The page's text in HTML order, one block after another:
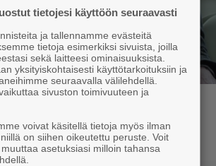
viime vuosien parhaista
arvio 8,8
tietojesi käyttöön seuraavasti
ja tallennamme evästeitä
tietoja esimerkiksi sivuista, joilla
sekä laitteesi ominaisuuksista.
yksityiskohtaisesti käyttötarkoituksiin ja
seuraavalla välilehdellä.
sivuston toimivuuteen ja
voivat käsitellä tietoja myös ilman
on siihen oikeutettu peruste. Voit
asetuksiasi milloin tahansa